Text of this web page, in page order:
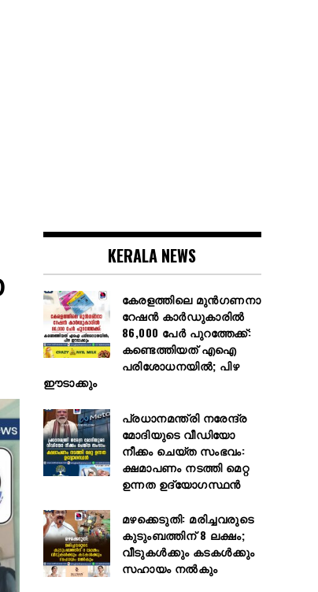
KERALA NEWS
കേരളത്തിലെ മുൻഗണനാ
റേഷൻ കാർഡുകാരിൽ
86,000 പേർ പുറത്തേക്ക്:
കണ്ടെത്തിയത് എഐ
പരിശോധനയിൽ; പിഴ
ഈടാക്കും
പ്രധാനമന്ത്രി നരേന്ദ്ര
മോദിയുടെ വീഡിയോ
നീക്കം ചെയ്ത സംഭവം:
ക്ഷമാപണം നടത്തി മെറ്റ
ഉന്നത ഉദ്യോഗസ്ഥന്‍
മഴക്കെടുതി: മരിച്ചവരുടെ
കുടുംബത്തിന് 8 ലക്ഷം;
വീടുകൾക്കും കടകൾക്കും
സഹായം നൽകും